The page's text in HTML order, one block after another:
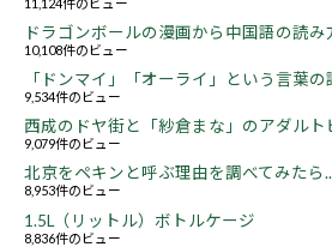
ドラゴンボールの漫画から中国語の読み
10,108件のビュー
「ドンマイ」「オーライ」という言葉
9,534件のビュー
西成のドヤ街と「紗倉まな」のアダルト
9,079件のビュー
北京をペキンと呼ぶ理由を調べてみたら
8,953件のビュー
1.5L（リットル）ボトルケージ
8,836件のビュー